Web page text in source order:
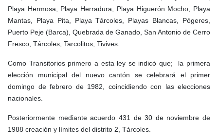
Playa Hermosa, Playa Herradura, Playa Higuerón Mocho, Playa
Mantas, Playa Pita, Playa Tárcoles, Playas Blancas, Pógeres,
Puerto Peje (Barca), Quebrada de Ganado, San Antonio de Cerro
Fresco, Tárcoles, Tarcolitos, Tivives.
Como Transitorios primero a esta ley se indicó que; la primera
elección municipal del nuevo cantón se celebrará el primer
domingo de febrero de 1982, coincidiendo con las elecciones
nacionales.
Posteriormente mediante acuerdo 431 de 30 de noviembre de
1988 creación y límites del distrito 2, Tárcoles.